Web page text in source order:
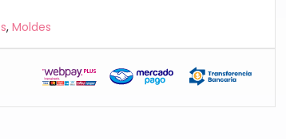
, Moldes